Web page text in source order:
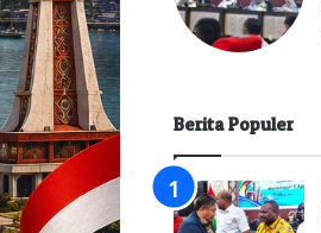
Berita Populer